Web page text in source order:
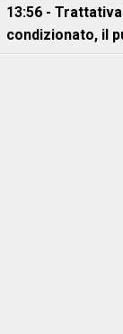
13:56 -
condizionato, il